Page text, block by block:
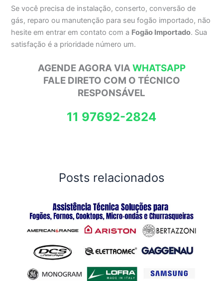
Se você precisa de instalação, conserto, conversão de
gás, reparo ou manutenção para seu fogão importado, não
hesite em entrar em contato com a Fogão Importado. Sua
satisfação é a prioridade número um.
AGENDE AGORA VIAWHATSAPP
FALE DIRETO COM O TÉCNICO
RESPONSÁVEL
11 97692-2824
Posts relacionados